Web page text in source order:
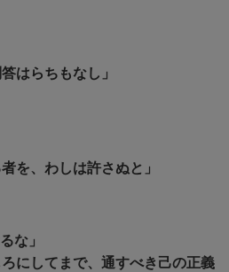
はらちもなし」
を、わしは許さぬと」
な」
ろにしてまで、通すべき己の正義